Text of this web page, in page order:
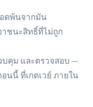
ดพ้นจากมัน
ชนะสิทธิ์ที่ไม่ถูก
คุม และตรวจสอบ —
นนี้ ที่เกตเวย์ ภายใน